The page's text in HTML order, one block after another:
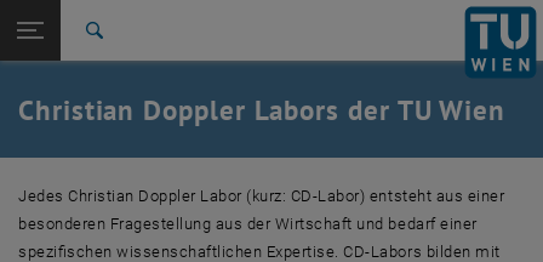
TU Login
Quicklinks
Quicklinks-Menü umschalten
Studium
Karriere
Zurück: Subseiten von Forschung auflisten
Zurück zur letzten Ebene:
Forschung
Christian Doppler Labor
Christian Doppler Labors der TU Wien
Jedes Christian Doppler Labor (kurz: CD-Labor) entsteht aus einer
besonderen Fragestellung aus der Wirtschaft und bedarf einer
spezifischen wissenschaftlichen Expertise. CD-Labors bilden mit